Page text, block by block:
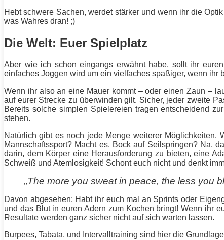
Hebt schwere Sachen, werdet stärkerund wenn ihr die Optik
was Wahres dran! ;)
Die Welt: Euer Spielplatz
Aber wie ich schon eingangs erwähnt habe, sollt ihr
einfaches Joggen wird um ein vielfaches spaßiger, wenn ihr
Wenn ihr also an eine Mauer kommt – oder einen Zaun –
auf eurer Strecke zu überwinden gilt. Sicher, jeder zweite
Bereits solche simplen Spielereien tragen entscheidend
stehen.
Natürlich gibt es noch jede Menge weiterer
Mannschaftssport? Macht es. Bock auf Seilspringen? Na,
darin, dem Körper eine Herausforderung zu bieten, eine
Schweiß und Atemlosigkeit! Schont euch nicht und denkt
„The more you sweat in peace, the less you
Davon abgesehen: Habt ihr euch mal an Sprints oder
und das Blut in euren Adern zum Kochen bringt! Wenn ihr
Resultate werden ganz sicher nicht auf sich warten lassen.
Burpees, Tabata, und Intervalltraining sind hier die